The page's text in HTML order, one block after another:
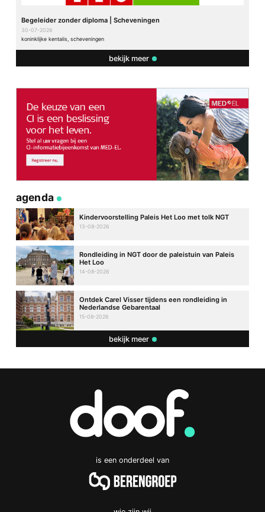
Begeleider zonder diploma | Scheveningen
30-07-2026
koninklijke kentalis, scheveningen
bekijk meer
agenda
Kindervoorstelling Paleis Het Loo met tolk NGT
13-08-2026
Rondleiding in NGT door de paleistuin van Paleis
Het Loo
14-08-2026
Ontdek Carel Visser tijdens een rondleiding in
Nederlandse Gebarentaal
15-08-2026
bekijk meer
is een onderdeel van